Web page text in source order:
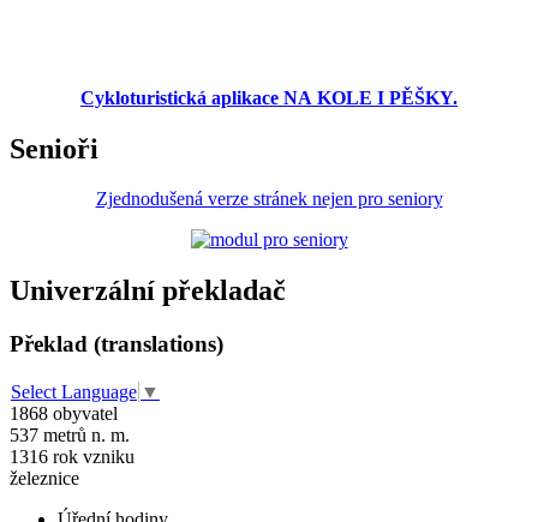
Cykloturistická aplikace NA KOLE I PĚŠKY.
Senioři
Zjednodušená verze stránek nejen pro seniory
Univerzální překladač
Překlad (translations)
Select Language ▼
1868 obyvatel
537 metrů n. m.
1316 rok vzniku
železnice